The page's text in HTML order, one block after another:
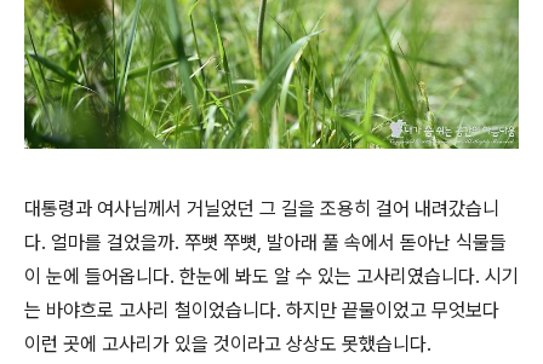
대통령과 여사님께서 거닐었던 그 길을 조용히 걸어 내려갔습니
다. 얼마를 걸었을까. 쭈뼛 쭈뼛, 발아래 풀 속에서 돋아난 식물들
이 눈에 들어옵니다. 한눈에 봐도 알 수 있는 고사리였습니다. 시기
는 바야흐로 고사리 철이었습니다. 하지만 끝물이었고 무엇보다
이런 곳에 고사리가 있을 것이라고 상상도 못했습니다.